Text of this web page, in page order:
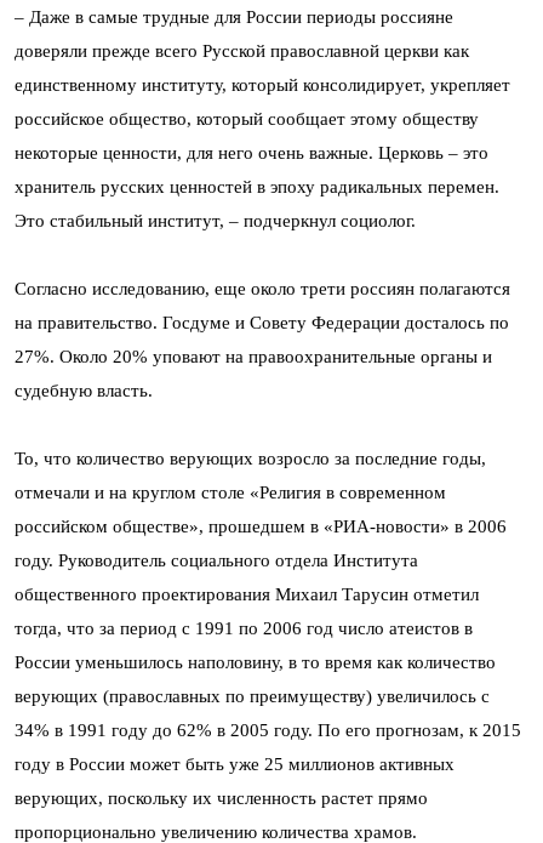
– Даже в самые трудные для России периоды россияне
доверяли прежде всего Русской православной церкви как
единственному институту, который консолидирует, укрепляет
российское общество, который сообщает этому обществу
некоторые ценности, для него очень важные. Церковь – это
хранитель русских ценностей в эпоху радикальных перемен.
Это стабильный институт, – подчеркнул социолог.
Согласно исследованию, еще около трети россиян полагаются
на правительство. Госдуме и Совету Федерации досталось по
27%. Около 20% уповают на правоохранительные органы и
судебную власть.
То, что количество верующих возросло за последние годы,
отмечали и на круглом столе «Религия в современном
российском обществе», прошедшем в «РИА-новости» в 2006
году. Руководитель социального отдела Института
общественного проектирования Михаил Тарусин отметил
тогда, что за период с 1991 по 2006 год число атеистов в
России уменьшилось наполовину, в то время как количество
верующих (православных по преимуществу) увеличилось с
34% в 1991 году до 62% в 2005 году. По его прогнозам, к 2015
году в России может быть уже 25 миллионов активных
верующих, поскольку их численность растет прямо
пропорционально увеличению количества храмов.